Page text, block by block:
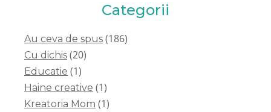
Categorii
Au ceva de spus (186)
Cu dichis (20)
Educatie (1)
Haine creative (1)
Kreatoria Mom (1)